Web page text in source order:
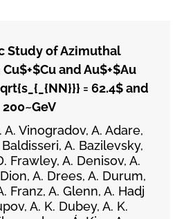
Study of Azimuthal
and Au$+$Au
= 62.4$ and
200~GeV
A. Vinogradov, A. Adare,
A. Bazilevsky,
Frawley, A. Denisov, A.
A. Drees, A. Durum,
Franz, A. Glenn, A. Hadj
A. K. Dubey, A. K.